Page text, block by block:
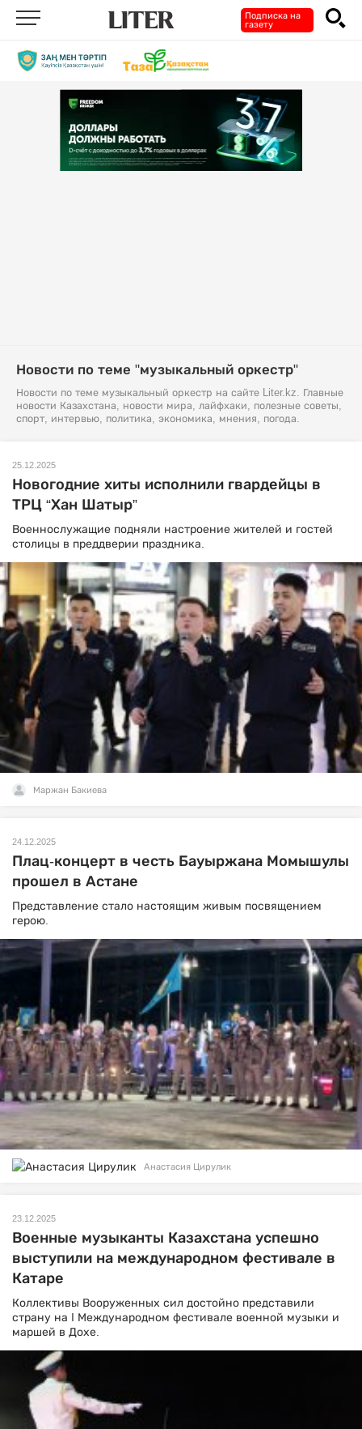
Подписка на
газету
Новости по теме "музыкальный оркестр"
Новости по теме музыкальный оркестр на сайте Liter.kz. Главные
новости Казахстана, новости мира, лайфхаки, полезные советы,
спорт, интервью, политика, экономика, мнения, погода.
25.12.2025
Новогодние хиты исполнили гвардейцы в
ТРЦ “Хан Шатыр”
Военнослужащие подняли настроение жителей и гостей
столицы в преддверии праздника.
Маржан Бакиева
24.12.2025
Плац-концерт в честь Бауыржана Момышулы
прошел в Астане
Представление стало настоящим живым посвящением
герою.
Анастасия Цирулик
23.12.2025
Военные музыканты Казахстана успешно
выступили на международном фестивале в
Катаре
Коллективы Вооруженных сил достойно представили
страну на I Международном фестивале военной музыки и
маршей в Дохе.